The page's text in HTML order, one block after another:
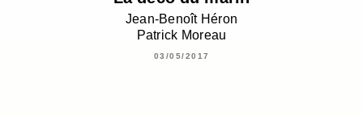
Jean-Benoît Héron
Patrick Moreau
03/05/2017